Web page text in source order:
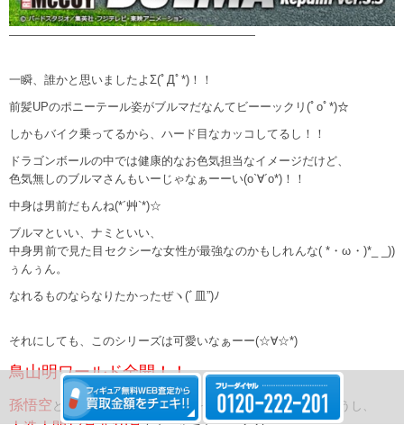
—————————————————————
一瞬、誰かと思いましたよΣ(ﾟДﾟ*)！！
前髪UPのポニーテール姿がブルマだなんてビーーックリ(ﾟoﾟ*)☆
しかもバイク乗ってるから、ハード目なカッコしてるし！！
ドラゴンボールの中では健康的なお色気担当なイメージだけど、
色気無しのブルマさんもいーじゃなぁーーい(o`∀´o*)！！
中身は男前だもんね(*´艸`*)☆
ブルマといい、ナミといい、
中身男前で見た目セクシーな女性が最強なのかもしれんな( *・ω・)*_ _))
ぅんぅん。
なれるものならなりたかったぜヽ(ﾞ皿”)ﾉ
それにしても、このシリーズは可愛いなぁーー(☆∀☆*)
鳥山明ワールド全開！！
孫悟空 と チチが一緒にバイクに乗ってるのもほっこりしちゃうし、